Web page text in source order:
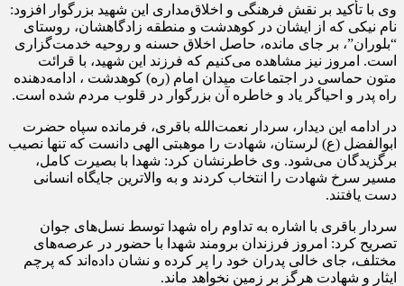
وی با تأکید بر نقش فرهنگی و اخلاق‌مداری این شهید بزرگوار افزود:
نام نیکی که از ایشان در کوهدشت و منطقه زادگاهشان، روستای
“بلوران”، بر جای مانده، حاصل اخلاق حسنه و روحیه خدمت‌گزاری
است. امروز نیز مشاهده می‌کنیم که فرزند این شهید، با قرائت
متون حماسی در اجتماعات میدان امام (ره) کوهدشت ، ادامه‌دهنده
راه پدر و احیاگر یاد و خاطره آن بزرگوار در قلوب مردم شده است.
در ادامه این دیدار، سردار نعمت‌الله باقری، فرمانده سپاه حضرت
ابوالفضل (ع) لرستان، شهادت را موهبتی الهی دانست که تنها نصیب
برگزیدگان می‌شود. وی خاطرنشان کرد: شهدا با بصیرت کامل،
مسیر سرخ شهادت را انتخاب کردند و به والاترین جایگاه انسانی
دست یافتند.
سردار باقری با اشاره به تداوم راه شهدا توسط نسل‌های جوان
تصریح کرد: امروز فرزندان برومند شهدا با حضور در عرصه‌های
مختلف، جای خالی پدران خود را پر کرده و نشان داده‌اند که پرچم
ایثار و شهادت هرگز بر زمین نخواهد ماند.